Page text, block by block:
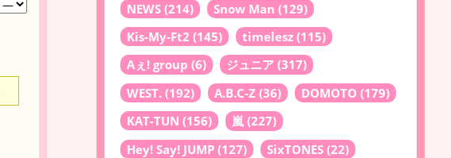
NEWS (214) Snow Man (129)
Kis-My-Ft2 (145) timelesz (115)
Aぇ! group (6) ジュニア (317)
WEST. (192) A.B.C-Z (36) DOMOTO (179)
KAT-TUN (156) 嵐 (227)
Hey! Say! JUMP (127) SixTONES (22)